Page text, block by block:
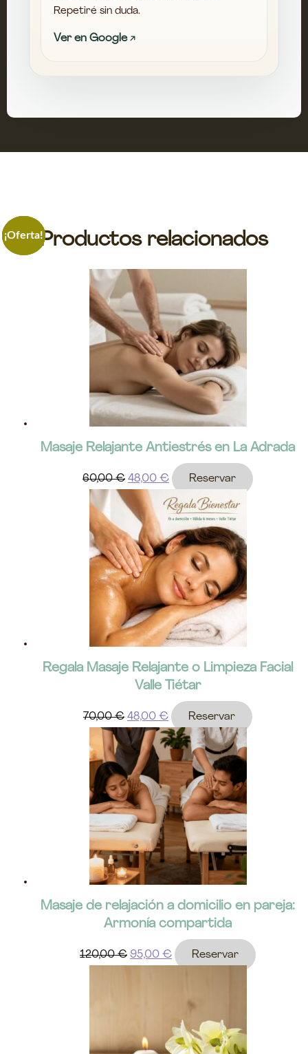
Repetiré sin duda.
Ver en Google ↗
Productos relacionados
¡Oferta!
Masaje Relajante Antiestrés en La Adrada
60,00€ 48,00 € Reservar
¡Oferta!
Regala Masaje Relajante o Limpieza Facial
Valle Tiétar
70,00€ 48,00 € Reservar
¡Oferta!
Masaje de relajación a domicilio en pareja:
Armonía compartida
120,00€ 95,00 € Reservar